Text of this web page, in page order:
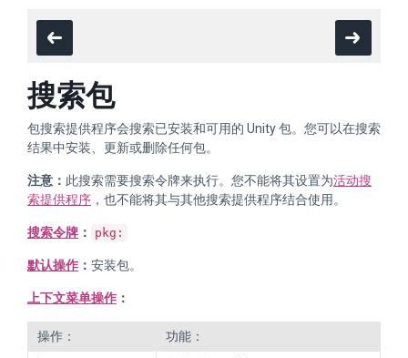
搜索包
包搜索提供程序会搜索已安装和可用的 Unity 包。您可以在搜索
结果中安装、更新或删除任何包。
注意： 此搜索需要搜索令牌来执行。您不能将其设置为活动搜
索提供程序 ，也不能将其与其他搜索提供程序结合使用。
搜索令牌 ： pkg:
默认操作 ： 安装包。
上下文菜单操作 ：
操作：
功能：